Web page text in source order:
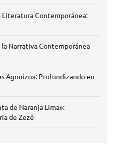
Literatura Contemporánea:
Narrativa Contemporánea
Agonizo»: Profundizando en
de Naranja Lima»:
de Zezé